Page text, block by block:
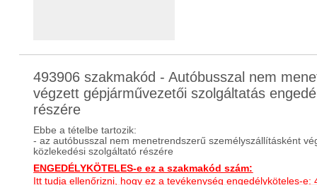
493906 szakmakód - Autóbusszal nem
végzett gépjárművezetői szolgáltatás
részére
Ebbe a tételbe tartozik:
- az autóbusszal nem menetrendszerű személyszállításként
közlekedési szolgáltató részére
ENGEDÉLYKÖTELES-e ez a szakmakód szám:
Itt tudja ellenőrizni, hogy ez a tevékenység engedélyköteles-e: